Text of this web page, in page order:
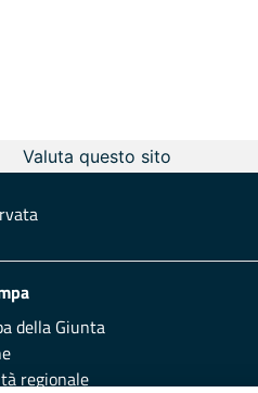
Valuta questo sito
della Giunta
regionale